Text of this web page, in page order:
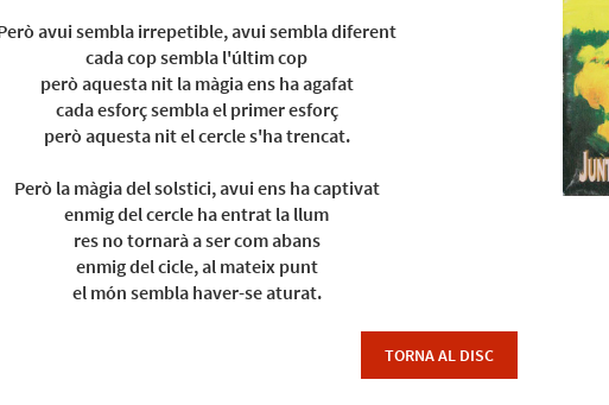
avui sembla irrepetible, avui sembla diferent
cada cop sembla l'últim cop
però aquesta nit la màgia ens ha agafat
cada esforç sembla el primer esforç
però aquesta nit el cercle s'ha trencat.
Però la màgia del solstici, avui ens ha captivat
enmig del cercle ha entrat la llum
res no tornarà a ser com abans
enmig del cicle, al mateix punt
el món sembla haver-se aturat.
TORNA AL DISC